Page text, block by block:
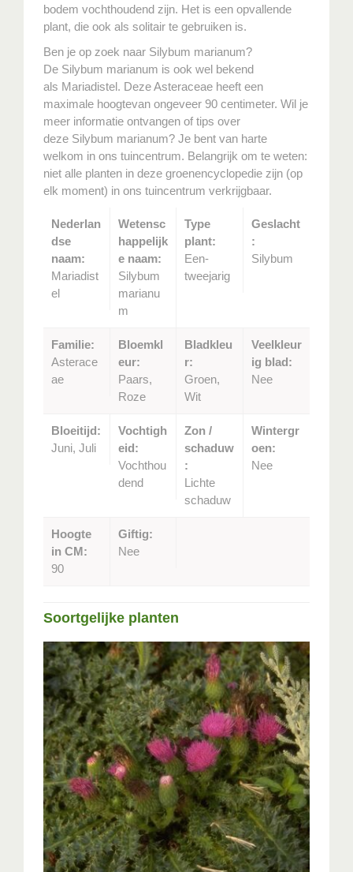
bodem vochthoudend zijn. Het is een opvallende
plant, die ook als solitair te gebruiken is.
Ben je op zoek naar Silybum marianum?
De Silybum marianum is ook wel bekend
als Mariadistel. Deze Asteraceae heeft een
maximale hoogtevan ongeveer 90 centimeter. Wil je
meer informatie ontvangen of tips over
deze Silybum marianum? Je bent van harte
welkom in ons tuincentrum. Belangrijk om te weten:
niet alle planten in deze groenencyclopedie zijn (op
elk moment) in ons tuincentrum verkrijgbaar.
Nederlan
dse
naam:
Mariadist
el
Wetensc
happelijk
e naam:
Silybum
marianu
m
Type
plant:
Een-
tweejarig
Geslacht
:
Silybum
Familie:
Asterace
ae
Bloemkl
eur:
Paars,
Roze
Bladkleu
r:
Groen,
Wit
Veelkleur
ig blad:
Nee
Bloeitijd:
Juni, Juli
Vochtigh
eid:
Vochthou
dend
Zon /
schaduw
:
Lichte
schaduw
Wintergr
oen:
Nee
Hoogte
in CM:
90
Giftig:
Nee
Soortgelijke planten